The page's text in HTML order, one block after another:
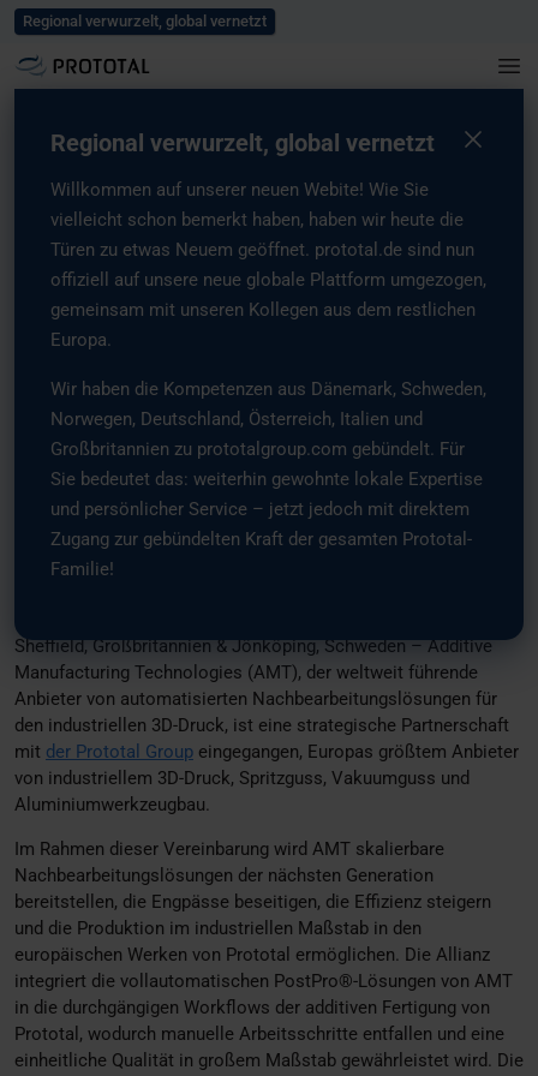
Regional verwurzelt, global vernetzt
Regional verwurzelt, global vernetzt
Willkommen auf unserer neuen Webite! Wie Sie
vielleicht schon bemerkt haben, haben wir heute die
Türen zu etwas Neuem geöffnet. prototal.de sind nun
offiziell auf unsere neue globale Plattform umgezogen,
gemeinsam mit unseren Kollegen aus dem restlichen
Europa.
Wir haben die Kompetenzen aus Dänemark, Schweden,
Norwegen, Deutschland, Österreich, Italien und
Großbritannien zu prototalgroup.com gebündelt. Für
Sie bedeutet das: weiterhin gewohnte lokale Expertise
und persönlicher Service – jetzt jedoch mit direktem
Zugang zur gebündelten Kraft der gesamten Prototal-
Familie!
Home/Presse /AMT und Prototal gehen eine strategische Partnerschaft
ein
AMT und Prototal gehen
eine strategische
Partnerschaft ein
AMT und die Prototal Group gehen eine
strategische Partnerschaft ein, um die
Nachbearbeitung im industriellen
Maßstab im 3D-Druck voranzutreiben
Sheffield, Großbritannien & Jönköping, Schweden – Additive
Manufacturing Technologies (AMT), der weltweit führende
Anbieter von automatisierten Nachbearbeitungslösungen für
den industriellen 3D-Druck, ist eine strategische Partnerschaft
mit der Prototal Group eingegangen, Europas größtem Anbieter
von industriellem 3D-Druck, Spritzguss, Vakuumguss und
Aluminiumwerkzeugbau.
Im Rahmen dieser Vereinbarung wird AMT skalierbare
Nachbearbeitungslösungen der nächsten Generation
bereitstellen, die Engpässe beseitigen, die Effizienz steigern
und die Produktion im industriellen Maßstab in den
europäischen Werken von Prototal ermöglichen. Die Allianz
integriert die vollautomatischen PostPro®-Lösungen von AMT
in die durchgängigen Workflows der additiven Fertigung von
Prototal, wodurch manuelle Arbeitsschritte entfallen und eine
einheitliche Qualität in großem Maßstab gewährleistet wird. Die